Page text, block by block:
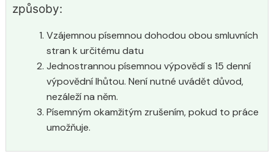
způsoby:
Vzájemnou písemnou dohodou obou smluvních
stran k určitému datu
Jednostrannou písemnou výpovědí s 15 denní
výpovědní lhůtou. Není nutné uvádět důvod,
nezáleží na něm.
Písemným okamžitým zrušením, pokud to práce
umožňuje.